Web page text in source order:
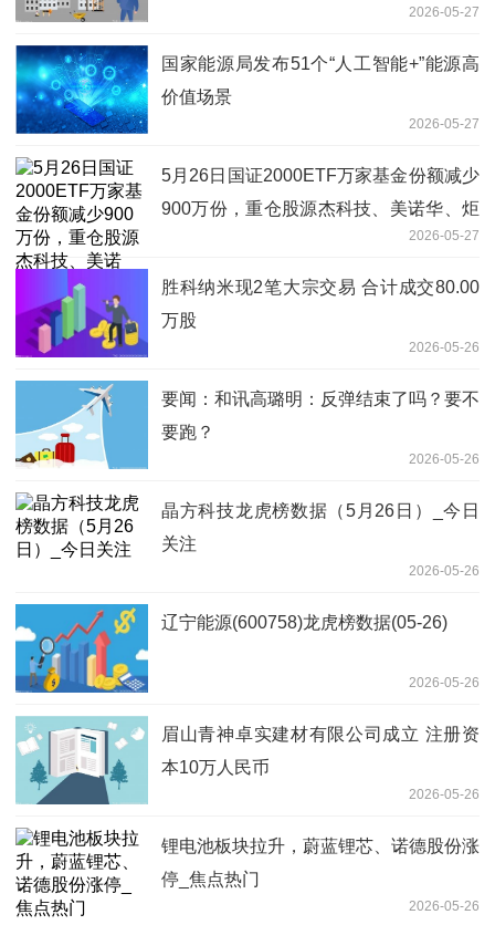
2026-05-27
国家能源局发布51个“人工智能+”能源高
价值场景
2026-05-27
5月26日国证2000ETF万家基金份额减少
900万份，重仓股源杰科技、美诺华、炬
2026-05-27
胜科纳米现2笔大宗交易 合计成交80.00
万股
2026-05-26
要闻：和讯高璐明：反弹结束了吗？要不
要跑？
2026-05-26
晶方科技龙虎榜数据（5月26日）_今日
关注
2026-05-26
辽宁能源(600758)龙虎榜数据(05-26)
2026-05-26
眉山青神卓实建材有限公司成立 注册资
本10万人民币
2026-05-26
锂电池板块拉升，蔚蓝锂芯、诺德股份涨
停_焦点热门
2026-05-26